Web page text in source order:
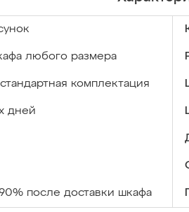
любого размера
стандартная комплектация
дней
после доставки шкафа